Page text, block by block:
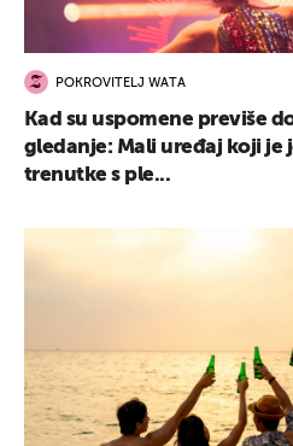
POKROVITELJ WATA
Kad su uspomene previše
gledanje: Mali uređaj koji je
trenutke s ple...